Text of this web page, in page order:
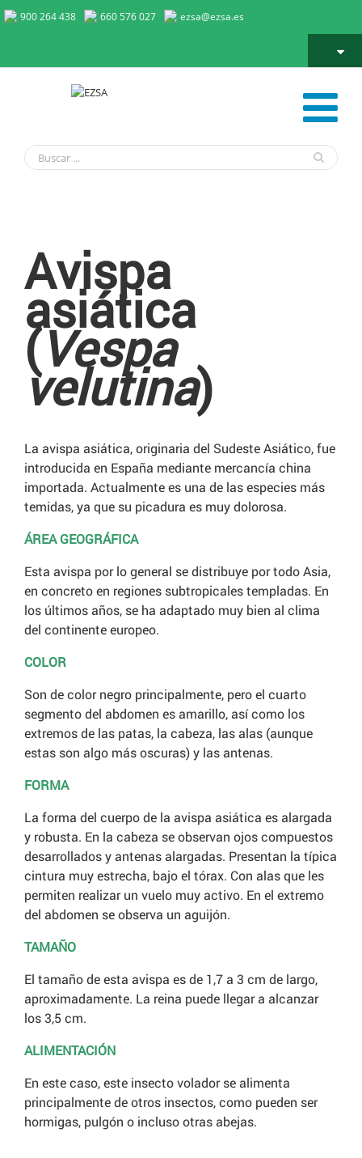
900 264 438 660 576 027 ezsa@ezsa.es
Avispa
asiática
(Vespa
velutina)
La avispa asiática, originaria del Sudeste Asiático, fue
introducida en España mediante mercancía china
importada. Actualmente es una de las especies más
temidas, ya que su picadura es muy dolorosa.
ÁREA GEOGRÁFICA
Esta avispa por lo general se distribuye por todo Asia,
en concreto en regiones subtropicales templadas. En
los últimos años, se ha adaptado muy bien al clima
del continente europeo.
COLOR
Son de color negro principalmente, pero el cuarto
segmento del abdomen es amarillo, así como los
extremos de las patas, la cabeza, las alas (aunque
estas son algo más oscuras) y las antenas.
FORMA
La forma del cuerpo de la avispa asiática es alargada
y robusta. En la cabeza se observan ojos compuestos
desarrollados y antenas alargadas. Presentan la típica
cintura muy estrecha, bajo el tórax. Con alas que les
permiten realizar un vuelo muy activo. En el extremo
del abdomen se observa un aguijón.
TAMAÑO
El tamaño de esta avispa es de 1,7 a 3 cm de largo,
aproximadamente. La reina puede llegar a alcanzar
los 3,5 cm.
ALIMENTACIÓN
En este caso, este insecto volador se alimenta
principalmente de otros insectos, como pueden ser
hormigas, pulgón o incluso otras abejas.